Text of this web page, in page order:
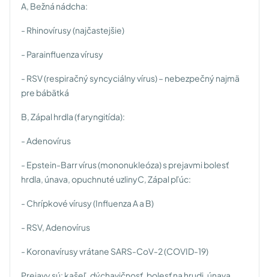
A, Bežná nádcha:
- Rhinovírusy (najčastejšie)
- Parainfluenza vírusy
- RSV (respiračný syncyciálny vírus) – nebezpečný najmä
pre bábätká
B, Zápal hrdla (faryngitída):
- Adenovírus
- Epstein-Barr vírus (mononukleóza) s prejavmi bolesť
hrdla, únava, opuchnuté uzlinyC, Zápal pľúc:
- Chrípkové vírusy (Influenza A a B)
- RSV, Adenovírus
- Koronavírusy vrátane SARS-CoV-2 (COVID-19)